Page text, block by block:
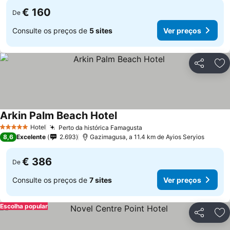
De € 160
Consulte os preços de 5 sites Ver preços
Partilhar
5 Estrelas Hotel Perto da histórica Famagusta
Arkin Palm Beach Hotel
8,6 Excelente 2.693 Gazimagusa, a 11.4 km de Ayios Seryios
De € 386
Consulte os preços de 7 sites Ver preços
Partilhar
Escolha popular